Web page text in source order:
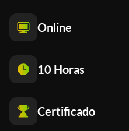
Online
10 Horas
Certificado